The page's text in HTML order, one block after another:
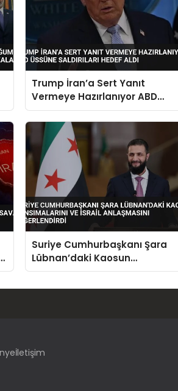
Trump İran’a Sert Yanıt
Vermeye Hazırlanıyor ABD
Üssüne Saldırıları Hedef Aldı
Suriye Cumhurbaşkanı Şara
Lübnan’daki Kaosun
Yansımalarını ve İsrail
İletişim